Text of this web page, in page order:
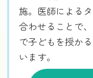
施。医師による
合わせることで
で子どもを授か
います。